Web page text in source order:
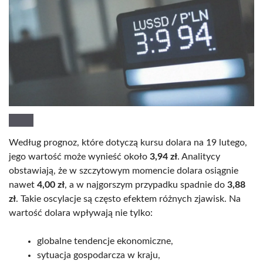
Według prognoz, które dotyczą kursu dolara na 19 lutego,
jego wartość może wynieść około 3,94 zł. Analitycy
obstawiają, że w szczytowym momencie dolara osiągnie
nawet 4,00 zł, a w najgorszym przypadku spadnie do 3,88
zł. Takie oscylacje są często efektem różnych zjawisk. Na
wartość dolara wpływają nie tylko:
globalne tendencje ekonomiczne,
sytuacja gospodarcza w kraju,